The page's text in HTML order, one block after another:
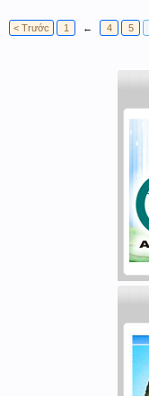
< Trước
1 ← 4 5